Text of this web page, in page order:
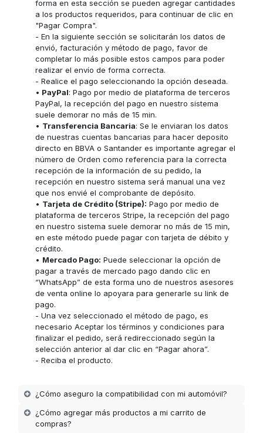
forma en esta sección se pueden agregar cantidades
a los productos requeridos, para continuar de clic en
"Pagar Compra".
- En la siguiente sección se solicitarán los datos de
envió, facturación y método de pago, favor de
completar lo más posible estos campos para poder
realizar el envío de forma correcta.
- Realice el pago seleccionando la opción deseada.
• PayPal: Pago por medio de plataforma de terceros
PayPal, la recepción del pago en nuestro sistema
suele demorar no más de 15 min.
• Transferencia Bancaria: Se le enviaran los datos
de nuestras cuentas bancarias para hacer deposito
directo en BBVA o Santander es importante agregar el
número de Orden como referencia para la correcta
recepción de la información de su pedido, la
recepción en nuestro sistema será manual una vez
que nos envié el comprobante de depósito.
• Tarjeta de Crédito (Stripe): Pago por medio de
plataforma de terceros Stripe, la recepción del pago
en nuestro sistema suele demorar no más de 15 min,
en este método puede pagar con tarjeta de débito y
crédito.
• Mercado Pago: Puede seleccionar la opción de
pagar a través de mercado pago dando clic en
“WhatsApp” de esta forma uno de nuestros asesores
de venta online lo apoyara para generarle su link de
pago.
- Una vez seleccionado el método de pago, es
necesario Aceptar los términos y condiciones para
finalizar el pedido, será redireccionado según la
selección anterior al dar clic en “Pagar ahora”.
- Reciba el producto.
¿Cómo aseguro la compatibilidad con mi automóvil?
¿Cómo agregar más productos a mi carrito de
compras?